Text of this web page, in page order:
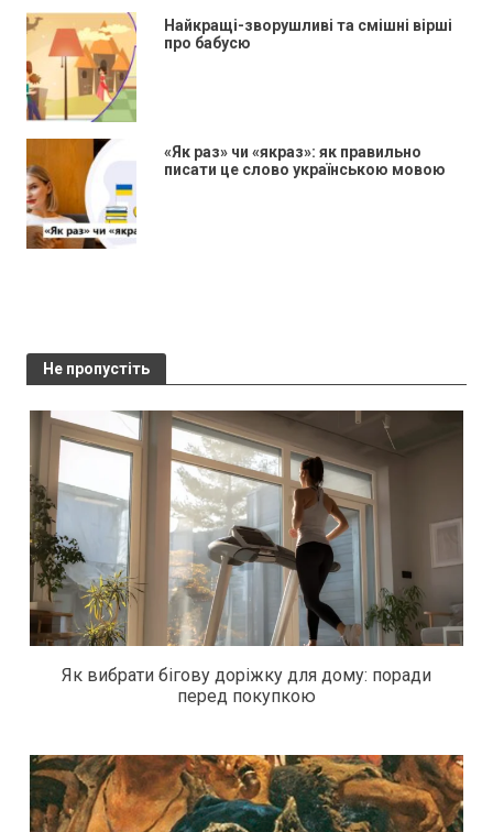
Найкращі-зворушливі та смішні вірші
про бабусю
«Як раз» чи «якраз»: як правильно
писати це слово українською мовою
Не пропустіть
Як вибрати бігову доріжку для дому: поради
перед покупкою